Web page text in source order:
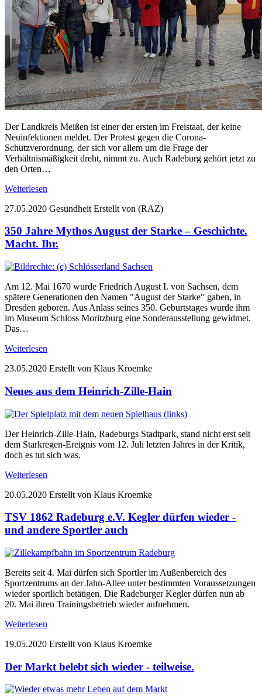
Der Landkreis Meißen ist einer der ersten im Freistaat, der keine
Neuinfektionen meldet. Der Protest gegen die Corona-
Schutzverordnung, der sich vor allem um die Frage der
Verhältnismäßigkeit dreht, nimmt zu. Auch Radeburg gehört jetzt zu
den Orten…
Weiterlesen
27.05.2020 Gesundheit Erstellt von (RAZ)
350 Jahre Mythos August der Starke – Geschichte.
Macht. Ihr.
Am 12. Mai 1670 wurde Friedrich August I. von Sachsen, dem
spätere Generationen den Namen "August der Starke" gaben, in
Dresden geboren. Aus Anlass seines 350. Geburtstages wurde ihm
im Museum Schloss Moritzburg eine Sonderausstellung gewidmet.
Das…
Weiterlesen
23.05.2020 Erstellt von Klaus Kroemke
Neues aus dem Heinrich-Zille-Hain
Der Heinrich-Zille-Hain, Radeburgs Stadtpark, stand nicht erst seit
dem Starkregen-Ereignis vom 12. Juli letzten Jahres in der Kritik,
doch es tut sich was.
Weiterlesen
20.05.2020 Erstellt von Klaus Kroemke
TSV 1862 Radeburg e.V. Kegler dürfen wieder -
und andere Sportler auch
Bereits seit 4. Mai dürfen sich Sportler im Außenbereich des
Sportzentrums an der Jahn-Allee unter bestimmten Voraussetzungen
wieder sportlich betätigen. Die Radeburger Kegler dürfen nun ab
20. Mai ihren Trainingsbetrieb wieder aufnehmen.
Weiterlesen
19.05.2020 Erstellt von Klaus Kroemke
Der Markt belebt sich wieder - teilweise.